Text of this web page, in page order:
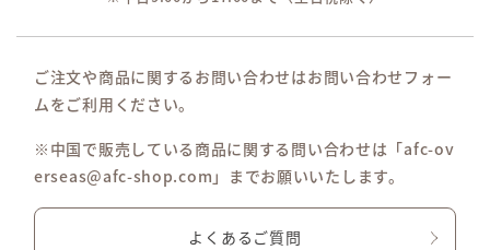
ご注文や商品に関するお問い合わせはお問い合わせフォー
ムをご利用ください。
※中国で販売している商品に関する問い合わせは「afc-ov
erseas@afc-shop.com」までお願いいたします。
よくあるご質問